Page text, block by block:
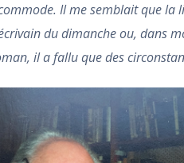
Il me semblait que
du dimanche ou, dans
il a fallu que des